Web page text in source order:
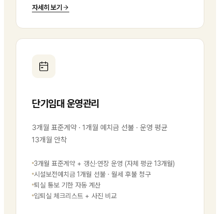
자세히 보기
단기임대 운영관리
3개월 표준계약 · 1개월 예치금 선불 · 운영 평균
13개월 안착
3개월 표준계약 + 갱신·연장 운영 (자체 평균 13개월)
시설보전예치금 1개월 선불 · 월세 후불 청구
퇴실 통보 기한 자동 계산
입퇴실 체크리스트 + 사진 비교